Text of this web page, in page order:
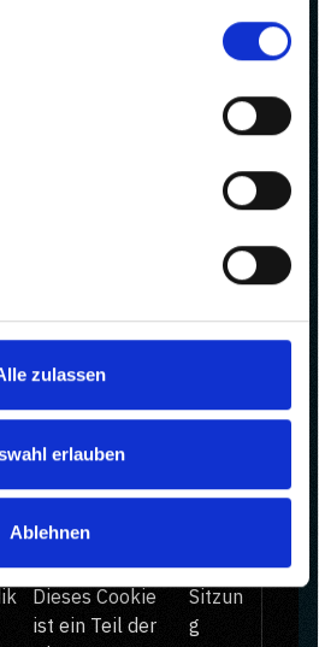
zulassen
erlauben
Ablehnen
die Sicherheit
der Webseite zu
sp;
Sitzun
Anstehend
g
Dieses Cookie
ist ein Teil der
Sitzun
g